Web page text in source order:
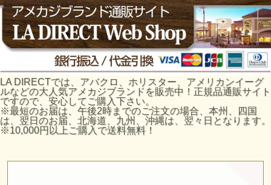
LA DIRECTでは、アバクロ、ホリスター、アメリカンイーグ
ルなどの大人気アメカジブランドを販売中！正規品通販サイト
ですので、安心してご購入下さい。
※最短のお届は、午後2時までのご注文の場合、本州、四国
は、翌日のお届、北海道、九州、沖縄は、翌々日となります。
※10,000円以上ご購入で送料無料！